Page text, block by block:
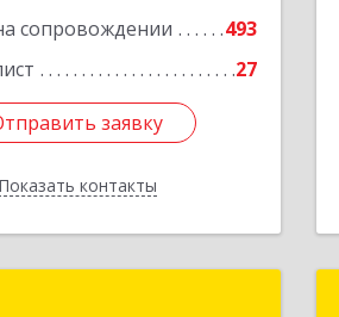
сопровождении
493
27
заявку
Показать контакты
заявку
Назад